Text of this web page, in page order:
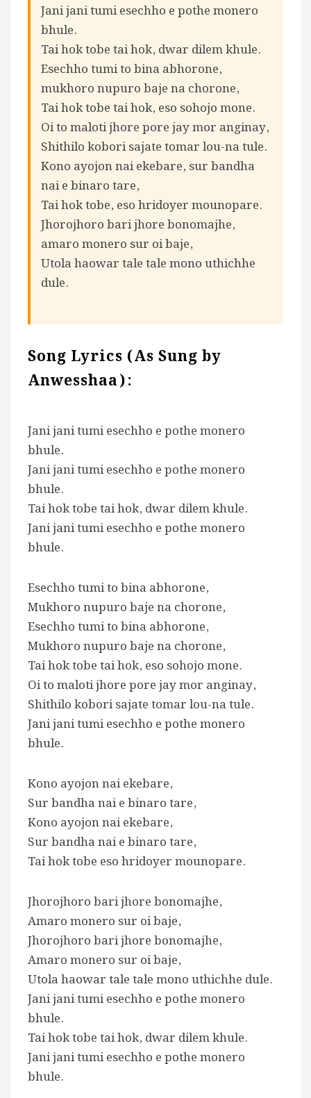
Jani jani tumi esechho e pothe monero
bhule.
Tai hok tobe tai hok, dwar dilem khule.
Esechho tumi to bina abhorone,
mukhoro nupuro baje na chorone,
Tai hok tobe tai hok, eso sohojo mone.
Oi to maloti jhore pore jay mor anginay,
Shithilo kobori sajate tomar lou-na tule.
Kono ayojon nai ekebare, sur bandha
nai e binaro tare,
Tai hok tobe, eso hridoyer mounopare.
Jhorojhoro bari jhore bonomajhe,
amaro monero sur oi baje,
Utola haowar tale tale mono uthichhe
dule.
Song Lyrics (As Sung by
Anwesshaa):
Jani jani tumi esechho e pothe monero
bhule.
Jani jani tumi esechho e pothe monero
bhule.
Tai hok tobe tai hok, dwar dilem khule.
Jani jani tumi esechho e pothe monero
bhule.
Esechho tumi to bina abhorone,
Mukhoro nupuro baje na chorone,
Esechho tumi to bina abhorone,
Mukhoro nupuro baje na chorone,
Tai hok tobe tai hok, eso sohojo mone.
Oi to maloti jhore pore jay mor anginay,
Shithilo kobori sajate tomar lou-na tule.
Jani jani tumi esechho e pothe monero
bhule.
Kono ayojon nai ekebare,
Sur bandha nai e binaro tare,
Kono ayojon nai ekebare,
Sur bandha nai e binaro tare,
Tai hok tobe eso hridoyer mounopare.
Jhorojhoro bari jhore bonomajhe,
Amaro monero sur oi baje,
Jhorojhoro bari jhore bonomajhe,
Amaro monero sur oi baje,
Utola haowar tale tale mono uthichhe dule.
Jani jani tumi esechho e pothe monero
bhule.
Tai hok tobe tai hok, dwar dilem khule.
Jani jani tumi esechho e pothe monero
bhule.